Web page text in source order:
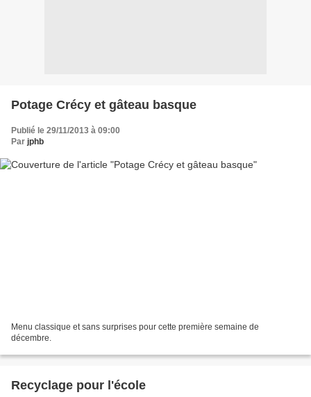
Potage Crécy et gâteau basque
Publié le 29/11/2013 à 09:00
Par jphb
Menu classique et sans surprises pour cette première semaine de
décembre.
Recyclage pour l'école